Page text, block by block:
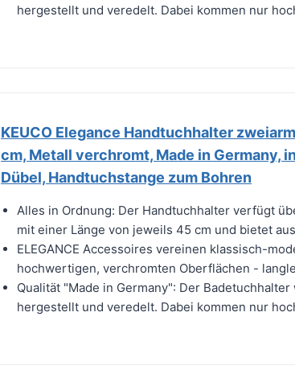
hergestellt und veredelt. Dabei kommen nur
KEUCO Elegance Handtuchhalter
cm, Metall verchromt, Made in Germany,
Dübel, Handtuchstange zum Bohren
Alles in Ordnung: Der Handtuchhalter verfügt
mit einer Länge von jeweils 45 cm und bietet
ELEGANCE Accessoires vereinen klassisch-
hochwertigen, verchromten Oberflächen -
Qualität "Made in Germany": Der
hergestellt und veredelt. Dabei kommen nur